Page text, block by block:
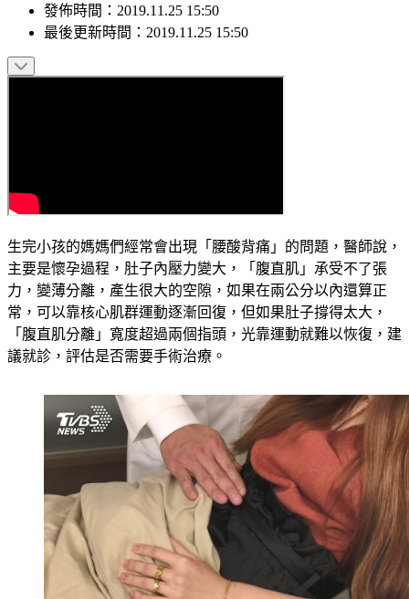
發佈時間： 2019.11.25 15:50
最後更新時間： 2019.11.25 15:50
生完小孩的媽媽們經常會出現「腰酸背痛」的問題，醫師說，
主要是懷孕過程，肚子內壓力變大，「腹直肌」承受不了張
力，變薄分離，產生很大的空隙，如果在兩公分以內還算正
常，可以靠核心肌群運動逐漸回復，但如果肚子撐得太大，
「腹直肌分離」寬度超過兩個指頭，光靠運動就難以恢復，建
議就診，評估是否需要手術治療。